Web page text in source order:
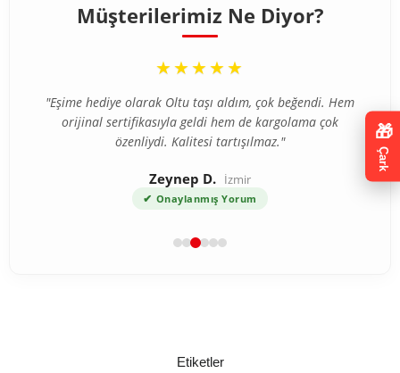
Müşterilerimiz Ne Diyor?
“
★★★★★
"Eşime hediye olarak Oltu taşı aldım, çok beğendi. Hem
orijinal sertifikasıyla geldi hem de kargolama çok
özenliydi. Kalitesi tartışılmaz."
Zeynep D. İzmir
✔ Onaylanmış Yorum
Etiketler
🎁
Çark